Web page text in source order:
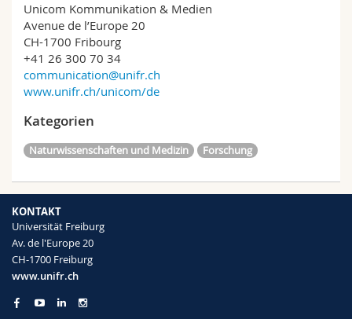
Unicom Kommunikation & Medien
Avenue de l’Europe 20
CH-1700 Fribourg
+41 26 300 70 34
communication@unifr.ch
www.unifr.ch/unicom/de
Kategorien
Naturwissenschaften und Medizin Forschung
KONTAKT
Universität Freiburg
Av. de l'Europe 20
CH-1700 Freiburg
www.unifr.ch